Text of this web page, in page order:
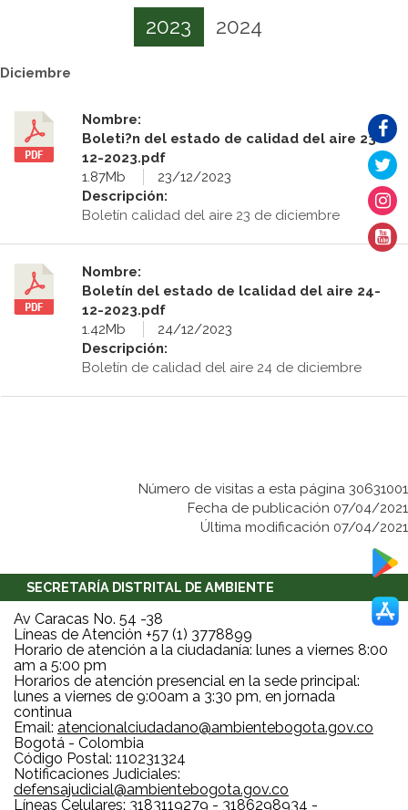
2023 2024
Diciembre
Nombre:
Boleti?n del estado de calidad del aire 23-
12-2023.pdf
1.87Mb
23/12/2023
Descripción:
Boletín calidad del aire 23 de diciembre
Nombre:
Boletín del estado de lcalidad del aire 24-
12-2023.pdf
1.42Mb
24/12/2023
Descripción:
Boletín de calidad del aire 24 de diciembre
Número de visitas a esta página 30631001
Fecha de publicación 07/04/2021
Última modificación 07/04/2021
SECRETARÍA DISTRITAL DE AMBIENTE
Av Caracas No. 54 -38
Líneas de Atención +57 (1) 3778899
Horario de atención a la ciudadanía: lunes a viernes 8:00
am a 5:00 pm
Horarios de atención presencial en la sede principal:
lunes a viernes de 9:00am a 3:30 pm, en jornada
continua
Email: atencionalciudadano@ambientebogota.gov.co
Bogotá - Colombia
Código Postal: 110231324
Notificaciones Judiciales:
defensajudicial@ambientebogota.gov.co
Líneas Celulares: 3183119279 - 3186298934 -